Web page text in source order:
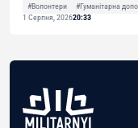
#Волонтери
#Гуманітарна
1 Серпня, 202620:33